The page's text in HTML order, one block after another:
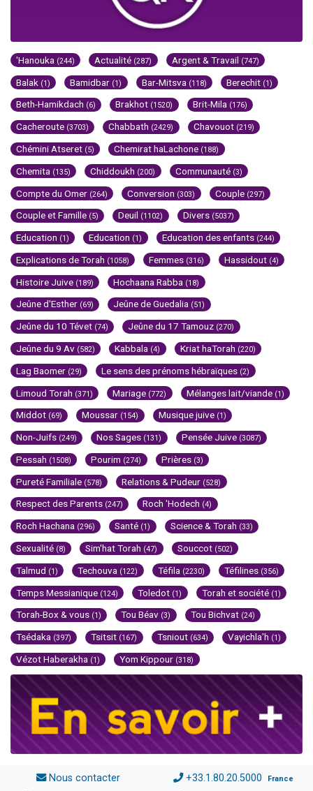
'Hanouka (244) Actualité (287) Argent & Travail (747)
Balak (1) Bamidbar (1) Bar-Mitsva (118) Berechit (1)
Beth-Hamikdach (6) Brakhot (1520) Brit-Mila (176)
Cacheroute (3703) Chabbath (2429) Chavouot (219)
Chémini Atseret (5) Chemirat haLachone (188)
Chemita (135) Chiddoukh (200) Communauté (3)
Compte du Omer (264) Conversion (303) Couple (297)
Couple et Famille (5) Deuil (1102) Divers (5037)
Education (1) Education (1) Education des enfants (244)
Explications de Torah (1058) Femmes (316) Hassidout (4)
Histoire Juive (189) Hochaana Rabba (18)
Jeûne d'Esther (69) Jeûne de Guedalia (51)
Jeûne du 10 Tévet (74) Jeûne du 17 Tamouz (270)
Jeûne du 9 Av (582) Kabbala (4) Kriat haTorah (220)
Lag Baomer (29) Le sens des prénoms hébraïques (2)
Limoud Torah (371) Mariage (772) Mélanges lait/viande (1)
Middot (69) Moussar (154) Musique juive (1)
Non-Juifs (249) Nos Sages (131) Pensée Juive (3087)
Pessah (1508) Pourim (274) Prières (3)
Pureté Familiale (578) Relations & Pudeur (528)
Respect des Parents (247) Roch 'Hodech (4)
Roch Hachana (296) Santé (1) Science & Torah (33)
Sexualité (8) Sim'hat Torah (47) Souccot (502)
Talmud (1) Techouva (122) Téfila (2230) Téfilines (356)
Temps Messianique (124) Toledot (1) Torah et société (1)
Torah-Box & vous (1) Tou Béav (3) Tou Bichvat (24)
Tsédaka (397) Tsitsit (167) Tsniout (634) Vayichla'h (1)
Vézot Haberakha (1) Yom Kippour (318)
Nous contacter +33.1.80.20.5000 France